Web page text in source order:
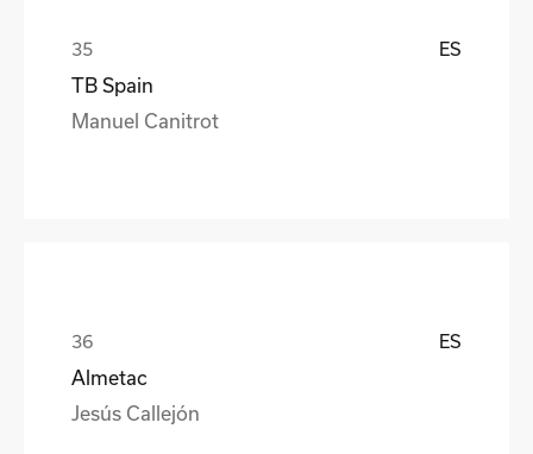
ES
TB Spain
Manuel Canitrot
ES
Almetac
Jesús Callejón